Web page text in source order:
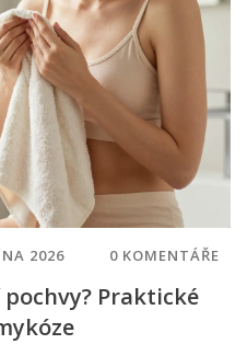
2026 0 KOMENTÁŘE
Praktické